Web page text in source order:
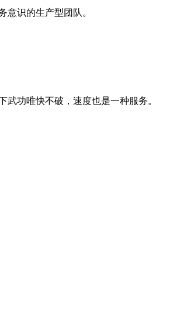
意识的生产型团队。
功唯快不破，速度也是一种服务。